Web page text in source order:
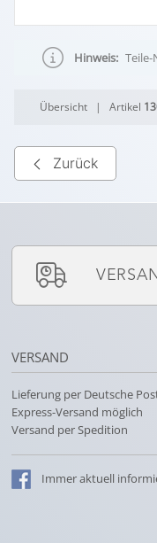
Hinweis:
Übersicht | Artikel
Zurück
VERSAND
Lieferung per Deutsche
Express-Versand möglich
Versand per Spedition
Immeraktuell